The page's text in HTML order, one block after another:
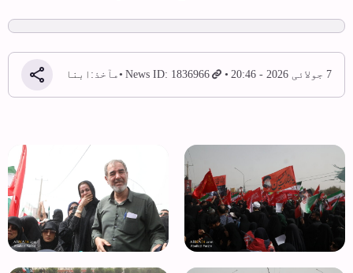
7 جولائی 2026 - 20:46 News ID: 1836966 مآخذ: ابنا